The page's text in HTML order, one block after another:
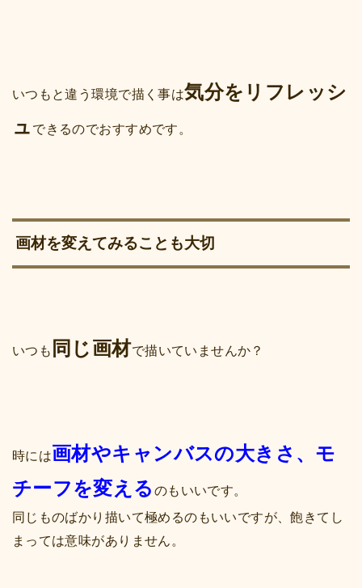
いつもと違う環境で描く事は気分をリフレッシ
ュ できるのでおすすめです。
画材を変えてみることも大切
いつも 同じ画材で描いていませんか？
時には画材やキャンバスの大きさ、モ
チーフを変える のもいいです。
同じものばかり描いて極めるのもいいですが、飽きてし
まっては意味がありません。